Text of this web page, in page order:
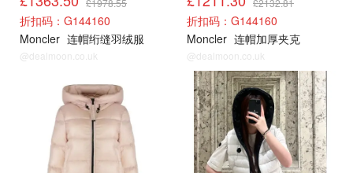
折扣码：G144160
Moncler 连帽绗缝羽绒服
@dealmoon.co.uk
折扣码：G144160
Moncler 连帽加厚夹克
@dealmoon.co.uk
cettire